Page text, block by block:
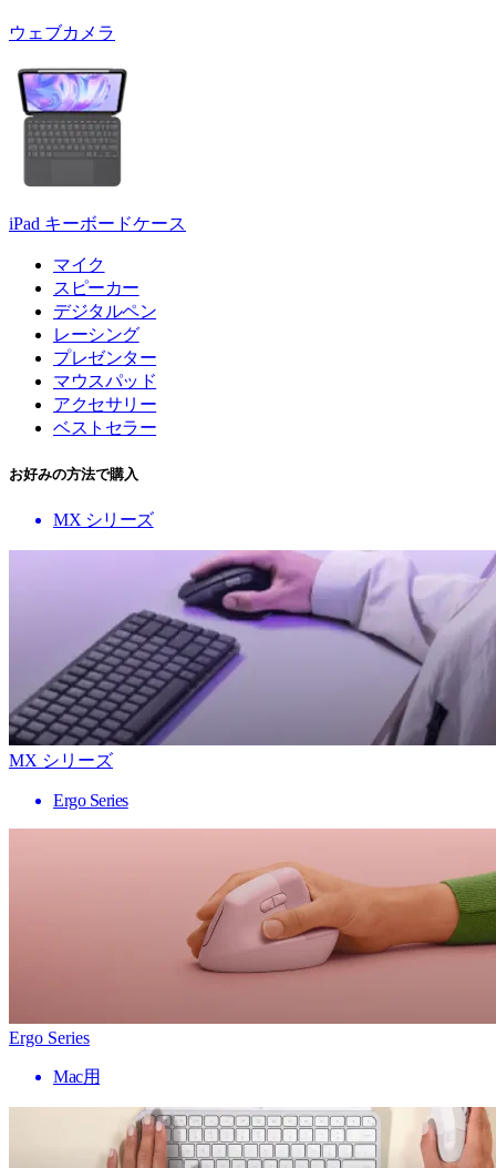
ウェブカメラ
iPad キーボードケース
マイク
スピーカー
デジタルペン
レーシング
プレゼンター
マウスパッド
アクセサリー
ベストセラー
お好みの方法で購入
MX シリーズ
MX シリーズ
Ergo Series
Ergo Series
Mac用